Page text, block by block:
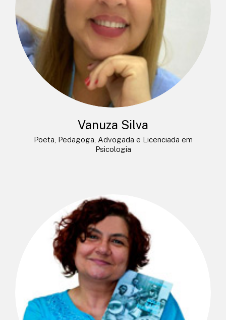
Vanuza Silva
Poeta, Pedagoga, Advogada e Licenciada em
Psicologia